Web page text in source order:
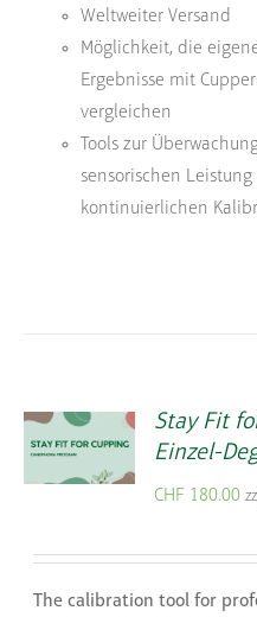
Weltweiter Versand
Möglichkeit, die
Ergebnisse mit
vergleichen
Tools zur
sensorischen
kontinuierlichen
Stay Fit
Einzel-
CHF 180.00
The calibration tool for